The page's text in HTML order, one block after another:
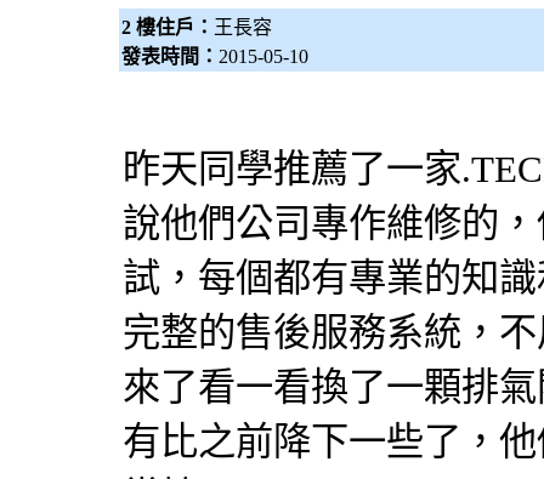
2 樓住戶： 王長容
發表時間： 2015-05-10
昨天同學推薦了一家
說他們公司專作維修的
試，每個都有專業的知
完整的售後服務系統，
來了看一看換了一顆排
有比之前降下一些了，